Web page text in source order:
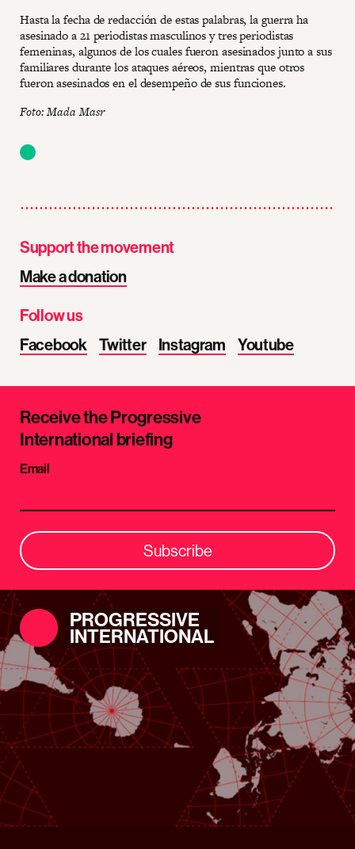
Hasta la fecha de redacción de estas palabras, la guerra ha
asesinado a 21 periodistas masculinos y tres periodistas
femeninas, algunos de los cuales fueron asesinados junto a sus
familiares durante los ataques aéreos, mientras que otros
fueron asesinados en el desempeño de sus funciones.
Foto: Mada Masr
Support the movement
Make a donation
Follow us
Facebook
Twitter Instagram Youtube
Receive the Progressive
International briefing
Email
Subscribe
PROGRESSIVE
INTERNATIONAL